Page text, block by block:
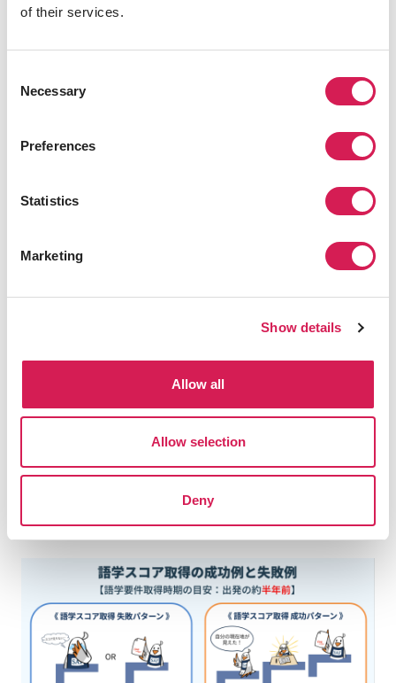
of their services.
Selection
Necessary
Preferences
Statistics
Marketing
Show details
Allow all
Allow selection
Deny
testdaf-an-ihrem-testzentrum/die-testzentren-von-gast/
※Test Dafは年間の試験実施回数が限られているため、
韓国語
※TOPIKは年間の試験実施回数が限られているた
語学スコアの取得目安時期
留学先大学やプログラムによって出願締切は異なります
を満たす語学スコアを取得できていると、スムーズに出
願を進めることができます。